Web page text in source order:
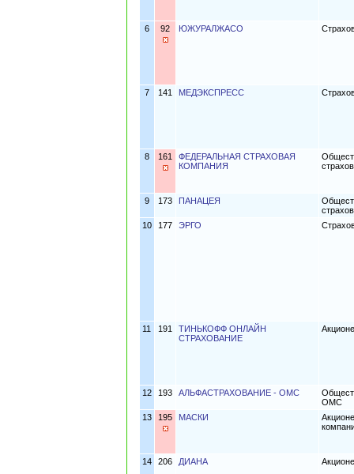
6 92 ЮЖУРАЛЖАСО
7 141 МЕДЭКСПРЕСС
8 161
ФЕДЕРАЛЬНАЯ СТРАХОВАЯ
КОМПАНИЯ
9 173 ПАНАЦЕЯ
10
177 ЭРГО
11 191
ТИНЬКОФФ ОНЛАЙН
СТРАХОВАНИЕ
12 193 АЛЬФАСТРАХОВАНИЕ - ОМС
ОМС
13
195 МАСКИ
14 206 ДИАНА